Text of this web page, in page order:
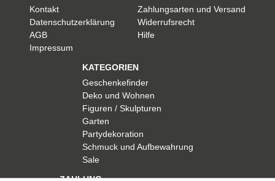
Kontakt
Datenschutzerklärung
AGB
Impressum
Zahlungsarten und Versand
Widerrufsrecht
Hilfe
KATEGORIEN
Geschenkefinder
Deko und Wohnen
Figuren / Skulpturen
Garten
Partydekoration
Schmuck und Aufbewahrung
Sale